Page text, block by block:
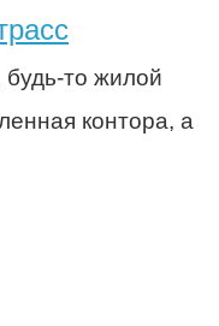
то жилой
контора, а